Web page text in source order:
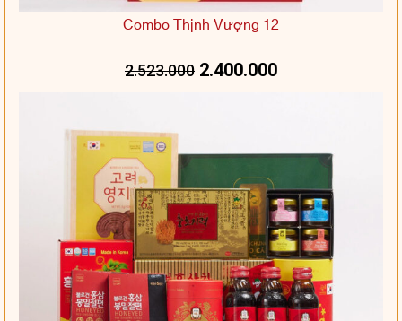
Combo Thịnh Vượng 12
2.523.000 2.400.000